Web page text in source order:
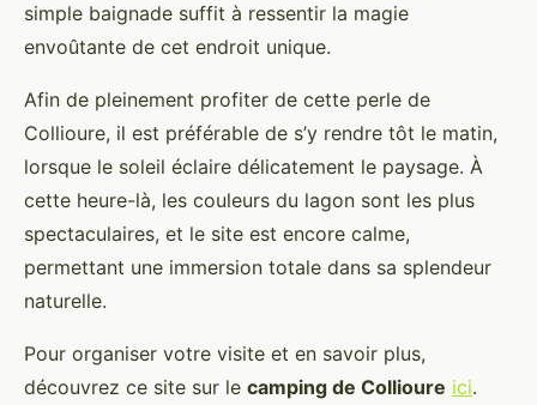
simple baignade suffit à ressentir la magie
envoûtante de cet endroit unique.
Afin de pleinement profiter de cette perle de
Collioure, il est préférable de s’y rendre tôt le matin,
lorsque le soleil éclaire délicatement le paysage. À
cette heure-là, les couleurs du lagon sont les plus
spectaculaires, et le site est encore calme,
permettant une immersion totale dans sa splendeur
naturelle.
Pour organiser votre visite et en savoir plus,
découvrez ce site sur le camping de Collioure ici.